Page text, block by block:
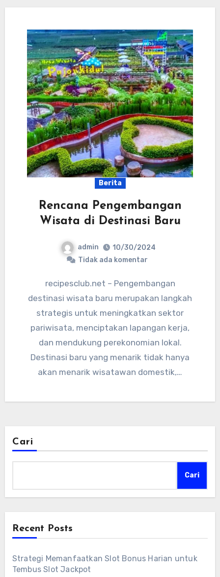
Berita
Rencana Pengembangan
Wisata di Destinasi Baru
admin
10/30/2024
Tidak ada komentar
recipesclub.net – Pengembangan
destinasi wisata baru merupakan langkah
strategis untuk meningkatkan sektor
pariwisata, menciptakan lapangan kerja,
dan mendukung perekonomian lokal.
Destinasi baru yang menarik tidak hanya
akan menarik wisatawan domestik,…
Cari
Cari
Recent Posts
Strategi Memanfaatkan Slot Bonus Harian untuk
Tembus Slot Jackpot